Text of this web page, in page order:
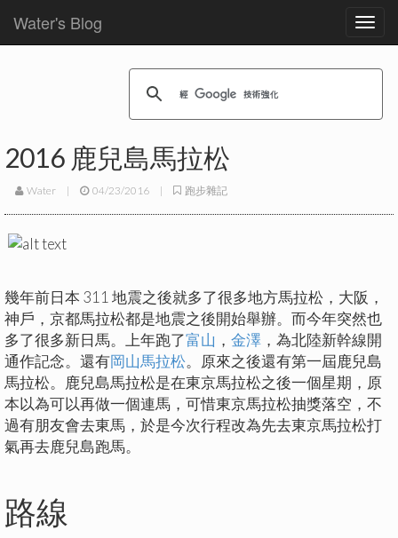
Water's Blog
2016 鹿兒島馬拉松
Water | 04/23/2016 | 跑步雜記
幾年前日本 311 地震之後就多了很多地方馬拉松，大阪，
神戶，京都馬拉松都是地震之後開始舉辦。而今年突然也
多了很多新日馬。上年跑了富山 ， 金澤 ，為北陸新幹線開
通作記念。還有岡山馬拉松。原來之後還有第一屆鹿兒島
馬拉松。鹿兒島馬拉松是在東京馬拉松之後一個星期，原
本以為可以再做一個連馬，可惜東京馬拉松抽獎落空，不
過有朋友會去東馬，於是今次行程改為先去東京馬拉松打
氣再去鹿兒島跑馬。
路線